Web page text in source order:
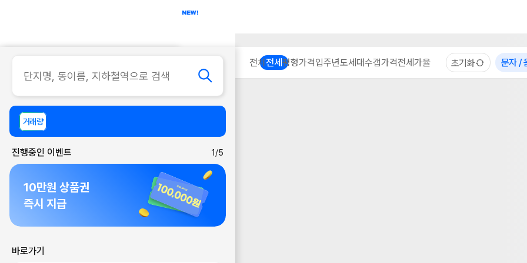
사무실
거래량
진행중인 이벤트 1/5
10만원 상품권
즉시 지급
바로가기
전체전세 평형가격입주년도세대수갭가격전세가율 초기화 문자 /